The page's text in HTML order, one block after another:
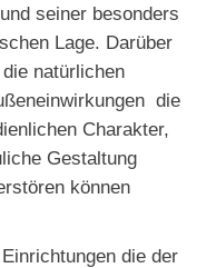
seiner besonders
Lage. Darüber
natürlichen
die
Charakter,
Gestaltung
können
die der